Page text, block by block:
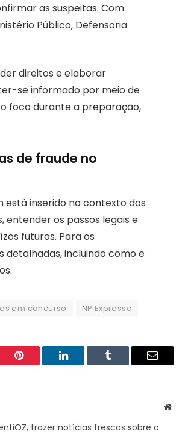
as suspeitas. Com
Público, Defensoria
direitos e elaborar
se informado por meio de
foco durante a preparação,
de fraude no
está inserido no contexto dos
entender os passos legais e
futuros. Para os
detalhadas, incluindo como e
em concurso NP Expresso
Pinterest LinkedIn Tumblr Email
Website
trazer notícias frescas sobre o